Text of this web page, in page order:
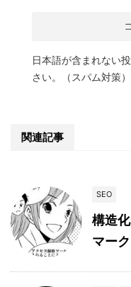
日本語が含まれない
さい。（スパム対策）
関連記事
SEO
構造
マー